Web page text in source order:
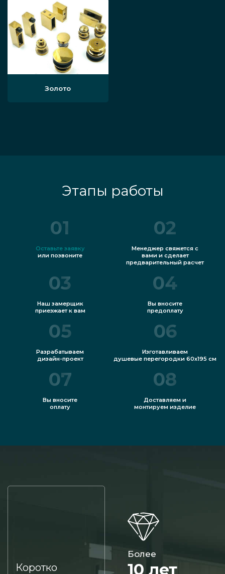
Золото
Этапы работы
01
Оставьте заявку
или позвоните
02
Менеджер свяжется с
вами и сделает
предварительный расчет
03
Наш замерщик
приезжает к вам
04
Вы вносите
предоплату
05
Разрабатываем
дизайн-проект
06
Изготавливаем
душевые перегородки 60х195 см
07
Вы вносите
оплату
08
Доставляем и
монтируем изделие
Коротко
Более
10 лет